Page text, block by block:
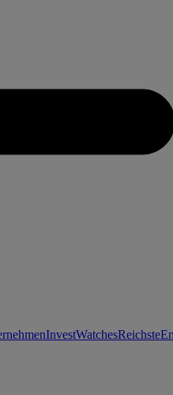
InvestWatchesReichste